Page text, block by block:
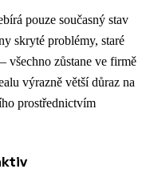
pouze současný stav
skryté problémy, staré
všechno zůstane ve firmě
výrazně větší důraz na
prostřednictvím